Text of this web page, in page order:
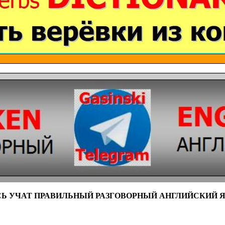
УЧАТ ПРАВИЛЬНЫЙ РАЗГОВОРНЫЙ АНГЛИЙСКИЙ